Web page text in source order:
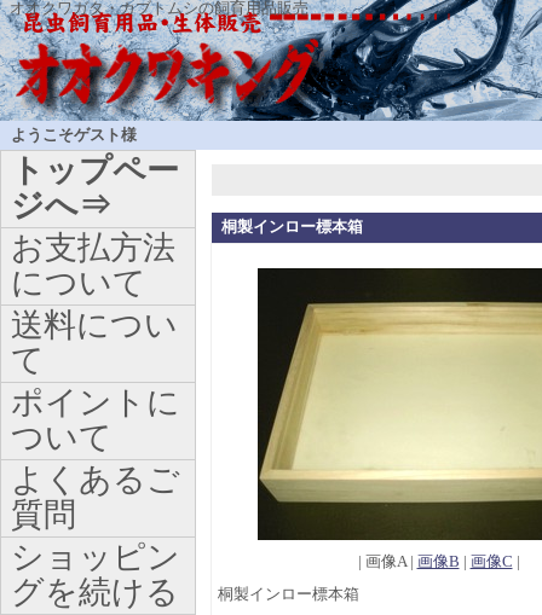
オオクワガタ・カブトムシの飼育用品販売
ようこそゲスト様
桐製インロー標本箱
| 画像A | 画像B | 画像C |
桐製インロー標本箱
トップペー
ジへ⇒
お支払方法
について
送料につい
て
ポイントに
ついて
よくあるご
質問
ショッピン
グを続ける